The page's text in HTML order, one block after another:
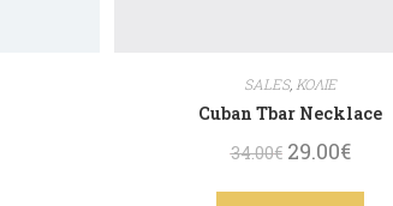
SALES, ΚΟΛΙΕ
Cuban Tbar Necklace
34.00€ 29.00€